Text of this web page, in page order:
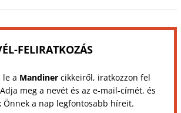
FELIRATKOZÁS
le a Mandinercikkeiről, iratkozzon fel
meg a nevét és az e-mail-címét, és
Önnek a nap legfontosabb híreit.